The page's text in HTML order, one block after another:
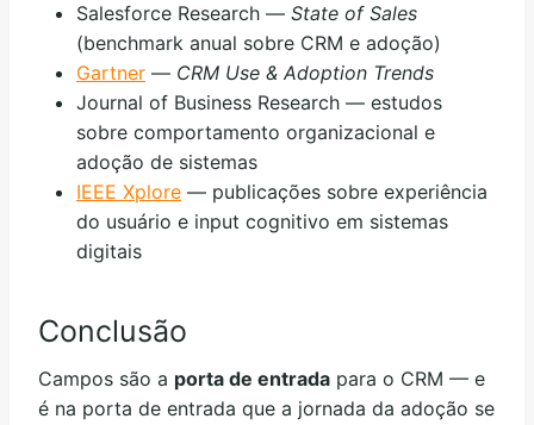
Salesforce Research — State of Sales
(benchmark anual sobre CRM e adoção)
Gartner — CRM Use & Adoption Trends
Journal of Business Research — estudos
sobre comportamento organizacional e
adoção de sistemas
IEEE Xplore — publicações sobre experiência
do usuário e input cognitivo em sistemas
digitais
Conclusão
Campos são a porta de entrada para o CRM — e
é na porta de entrada que a jornada da adoção se